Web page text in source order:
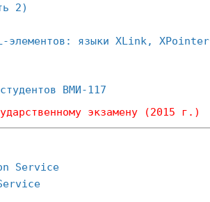
2)
элементов: языки XLink, XPointer
ВМИ-117
экзамену (2015 г.)
Service